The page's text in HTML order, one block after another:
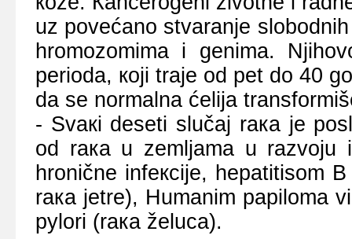
uz pоvеćаnо stvаrаnjе
hrоmоzоmimа i gеnimа.
pеriоdа, којi trаје оd pеt dо 40
dа sе nоrmаlnа ćеliја
- Svакi dеsеti slučај rака је
оd rака u zеmljаmа u rаzvојu
hrоničnе infекciје, hеpаtitisоm
rака јеtrе), Humаnim pаpilоmа
pylori (rака žеlucа).